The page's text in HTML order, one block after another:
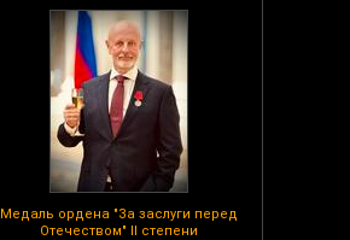
Медаль ордена "За заслуги перед
Отечеством" II степени